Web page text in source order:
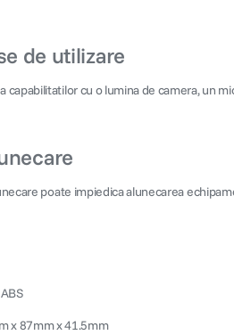
de utilizare
capabilitatilor cu o lumina de camera, un
poate impiedica alunecarea
x 87mm x 41.5mm